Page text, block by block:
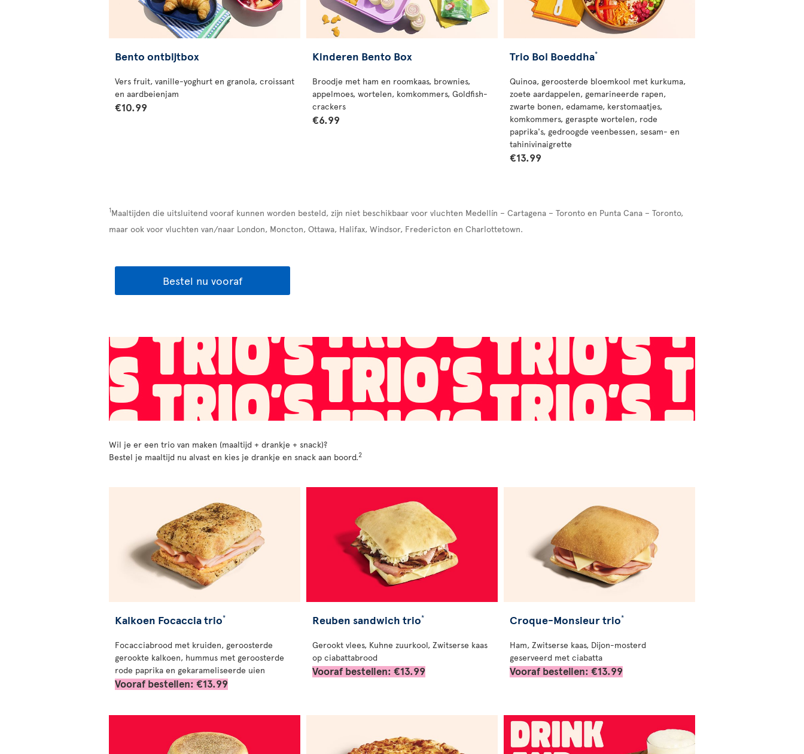
Bento ontbijtbox
Vers fruit, vanille-yoghurt en granola, croissant
en aardbeienjam
€10.99
Kinderen Bento Box
Broodje met ham en roomkaas, brownies,
appelmoes, wortelen, komkommers, Goldfish-
crackers
€6.99
Trio Bol Boeddha*
Quinoa, geroosterde bloemkool met kurkuma,
zoete aardappelen, gemarineerde rapen,
zwarte bonen, edamame, kerstomaatjes,
komkommers, geraspte wortelen, rode
paprika's, gedroogde veenbessen, sesam- en
tahinivinaigrette
€13.99
1Maaltijden die uitsluitend vooraf kunnen worden besteld, zijn niet beschikbaar voor vluchten Medellín – Cartagena – Toronto en Punta Cana – Toronto,
maar ook voor vluchten van/naar London, Moncton, Ottawa, Halifax, Windsor, Fredericton en Charlottetown.
Bestel nu vooraf
Wil je er een trio van maken (maaltijd + drankje + snack)?
Bestel je maaltijd nu alvast en kies je drankje en snack aan boord.2
Kalkoen Focaccia trio*
Focacciabrood met kruiden, geroosterde
gerookte kalkoen, hummus met geroosterde
rode paprika en gekarameliseerde uien
Vooraf bestellen: €13.99
Reuben sandwich trio*
Gerookt vlees, Kuhne zuurkool, Zwitserse kaas
op ciabattabrood
Vooraf bestellen: €13.99
Croque-Monsieur trio*
Ham, Zwitserse kaas, Dijon-mosterd
geserveerd met ciabatta
Vooraf bestellen: €13.99